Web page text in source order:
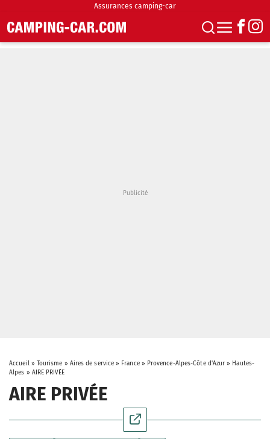
Assurances camping-car
Accueil» Tourisme » Aires de service » France» Provence-Alpes-Côte d'Azur » Hautes-
Alpes » AIRE PRIVÉE
AIRE PRIVÉE